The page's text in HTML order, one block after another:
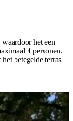
het een
4 personen.
betegelde terras